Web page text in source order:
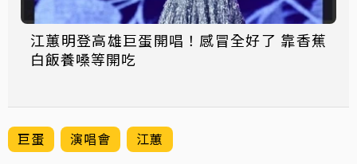
江蕙明登高雄巨蛋開唱！感冒全好了 靠香蕉
白飯養嗓等開吃
巨蛋 演唱會 江蕙